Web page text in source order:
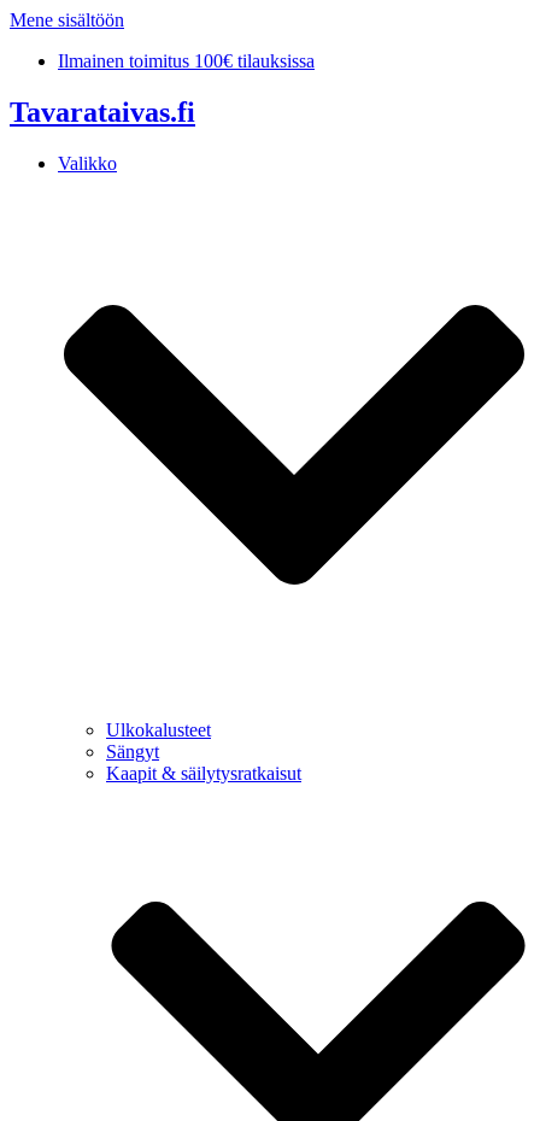
Mene sisältöön
Ilmainen toimitus 100€ tilauksissa
Tavarataivas.fi
Valikko
Ulkokalusteet
Sängyt
Kaapit & säilytysratkaisut